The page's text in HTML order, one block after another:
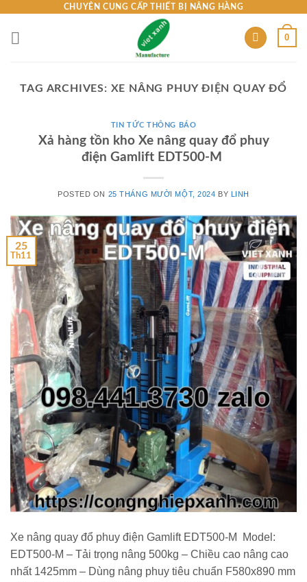
content
CHUYÊN CUNG CẤP THIẾT BỊ NÂNG HÀNG
0
TAG ARCHIVES: XE NÂNG PHUY ĐIỆN QUAY ĐỔ
TIN TỨC THÔNG BÁO
Xả hàng tồn kho Xe nâng quay đổ phuy
điện Gamlift EDT500-M
POSTED ON 25 THÁNG MƯỜI MỘT, 2024 BY LINH
25
Th11
Xe nâng quay đổ phuy điện Gamlift EDT500-M Model:
EDT500-M – Tải trọng nâng 500kg – Chiều cao nâng cao
nhất 1425mm – Dùng nâng phuy tiêu chuẩn F580x890 mm